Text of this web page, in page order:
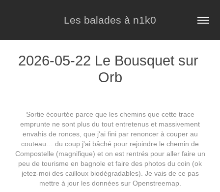
Les balades à n1k0
2026-05-22 Le Bousquet sur
Orb
Sortie écourtée parce que les chemins que cette trace
emprunte ne sont plus du tout entretenus et massivement
envahis de ronces, que j'ai fini par renoncer à couper au
couteau… du coup j'ai bâché pour rejoindre le chemin de
Compostelle (magnifique) et on est rentrés pour aller faire un
peu de tourisme en bagnole et faire des photos du coin (ok
jetez-moi des cailloux biodégradables). Je vais de ce pas
mettre à jour les données sur Openstreemap.